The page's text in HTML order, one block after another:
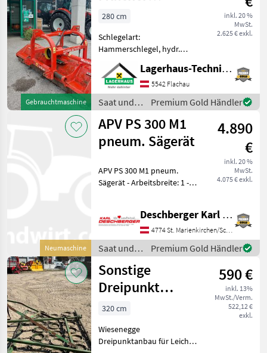
Gebrauchtmaschine
TSA/PR280
inkl. 20 %
MwSt.
2.625 € exkl.
280 cm
Schlegelart:
Hammerschlegel, hydr.
Seitenverschub * Mulcher 2,
8 m Funktionsfähig *
Seitenverschub *
Gelenkwelle, *
Lamellenvorhang * Front -
und Heckanbau Wi
Lagerhaus-Technik Flachau
5542 Flachau
Saat und
Pflege /
Vogel&Noot
Premium Gold Händler
Neumaschine
APV PS 300 M1
pneum. Sägerät
4.890
€
inkl. 20 %
MwSt.
4.075 € exkl.
APV PS 300 M1 pneum.
Sägerät - Arbeitsbreite: 1 - 6
Ausgänge, Saatgutbehälter
mit Verschlauchung (25 m),
Säw
Deschberger Karl Landtechnik GesmbH & Co KG
4774 St. Marienkirchen/Schärding
Saat und
Pflege /
APV
Premium Gold Händler
Sonstige
Dreipunkt
Wiesenegge
590 €
inkl. 13%
MwSt./Verm.
522,12 €
exkl.
320 cm
Wiesenegge
Dreipunktanbau für Leichte